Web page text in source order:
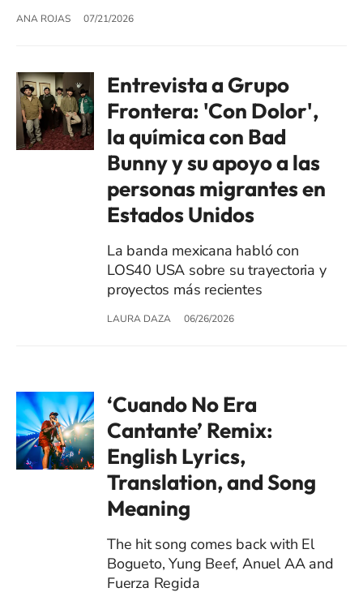
ANA ROJAS 07/21/2026
Entrevista a Grupo
Frontera: 'Con Dolor',
la química con Bad
Bunny y su apoyo a las
personas migrantes en
Estados Unidos
La banda mexicana habló con
LOS40 USA sobre su trayectoria y
proyectos más recientes
LAURA DAZA 06/26/2026
‘Cuando No Era
Cantante’ Remix:
English Lyrics,
Translation, and Song
Meaning
The hit song comes back with El
Bogueto, Yung Beef, Anuel AA and
Fuerza Regida